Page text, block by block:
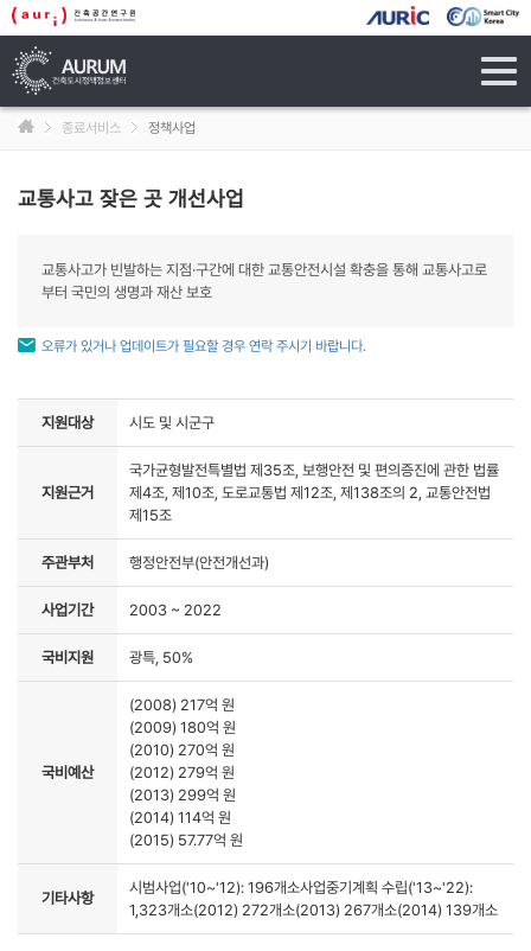
종료서비스 정책사업
교통사고 잦은 곳 개선사업
교통사고가 빈발하는 지점·구간에 대한 교통안전시설 확충을 통해 교통사고로
부터 국민의 생명과 재산 보호
오류가 있거나 업데이트가 필요할 경우 연락 주시기 바랍니다.
지원대상 시도 및 시군구
지원근거
국가균형발전특별법 제35조, 보행안전 및 편의증진에 관한 법률
제4조, 제10조, 도로교통법 제12조, 제138조의 2, 교통안전법
제15조
주관부처 행정안전부(안전개선과)
사업기간 2003 ~ 2022
국비지원 광특, 50%
국비예산
(2008) 217억 원
(2009) 180억 원
(2010) 270억 원
(2012) 279억 원
(2013) 299억 원
(2014) 114억 원
(2015) 57.77억 원
기타사항
시범사업('10~'12): 196개소사업중기계획 수립('13~'22):
1,323개소(2012) 272개소(2013) 267개소(2014) 139개소